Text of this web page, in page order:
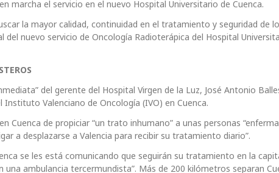
el servicio en el nuevo Hospital Universitario de Cuenca.
la mayor calidad, continuidad en el tratamiento y seguridad de
nuevo servicio de Oncología Radioterápica del Hospital
del gerente del Hospital Virgen de la Luz, José Antonio
Valenciano de Oncología (IVO) en Cuenca.
Cuenca de propiciar “un trato inhumano” a unas personas
a desplazarse a Valencia para recibir su tratamiento diario”.
se les está comunicando que seguirán su tratamiento en la
ambulancia tercermundista”. Más de 200 kilómetros separan